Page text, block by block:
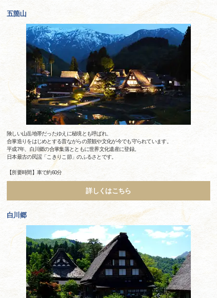
五箇山
険しい山岳地帯だったゆえに秘境とも呼ばれ、
合掌造りをはじめとする昔ながらの景観や文化が今でも守られています。
平成7年、白川郷の合掌集落とともに世界文化遺産に登録。
日本最古の民謡「こきりこ節」のふるさとです。
【所要時間】車で約60分
詳しくはこちら
白川郷